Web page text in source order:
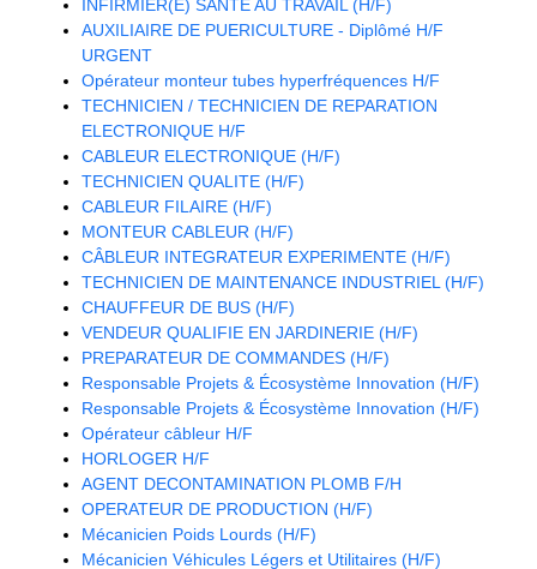
INFIRMIER(E) SANTE AU TRAVAIL (H/F)
AUXILIAIRE DE PUERICULTURE - Diplômé H/F
URGENT
Opérateur monteur tubes hyperfréquences H/F
TECHNICIEN / TECHNICIEN DE REPARATION
ELECTRONIQUE H/F
CABLEUR ELECTRONIQUE (H/F)
TECHNICIEN QUALITE (H/F)
CABLEUR FILAIRE (H/F)
MONTEUR CABLEUR (H/F)
CÂBLEUR INTEGRATEUR EXPERIMENTE (H/F)
TECHNICIEN DE MAINTENANCE INDUSTRIEL (H/F)
CHAUFFEUR DE BUS (H/F)
VENDEUR QUALIFIE EN JARDINERIE (H/F)
PREPARATEUR DE COMMANDES (H/F)
Responsable Projets & Écosystème Innovation (H/F)
Responsable Projets & Écosystème Innovation (H/F)
Opérateur câbleur H/F
HORLOGER H/F
AGENT DECONTAMINATION PLOMB F/H
OPERATEUR DE PRODUCTION (H/F)
Mécanicien Poids Lourds (H/F)
Mécanicien Véhicules Légers et Utilitaires (H/F)